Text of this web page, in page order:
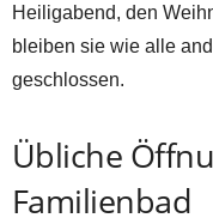
Heiligabend, den
bleiben sie wie alle
geschlossen.
Übliche
Familienbad